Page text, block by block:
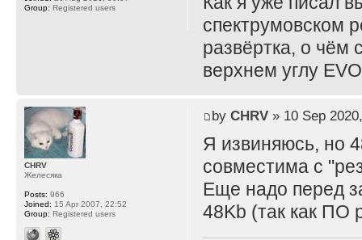
спектрумовском
развёртка, о чём
верхнем углу
Group: Registered users
by CHRV» 10 Sep
Я извиняюсь, но
совместима с
Еще надо перед
48Kb (так как ПО
CHRV
Желесяка
Posts: 966
Joined: 15 Apr 2007, 22:52
Group: Registered users